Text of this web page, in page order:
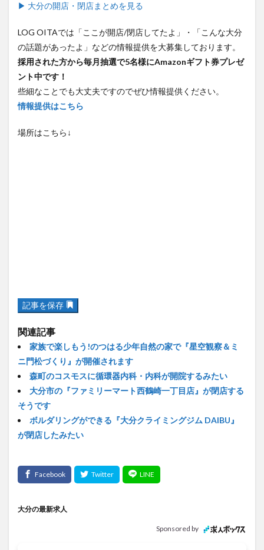
▶ 大分の開店・閉店まとめを見る
LOG OITAでは「ここが開店/閉店してたよ」・「こんな大分
の話題があったよ」などの情報提供を大募集しております。
採用された方から毎月抽選で5名様にAmazonギフト券プレゼ
ント中です！
些細なことでも大丈夫ですのでぜひ情報提供ください。
情報提供はこちら
場所はこちら↓
記事を保存
関連記事
家族で楽しもう!のつはる少年自然の家で『星空観察＆ミ
ニ門松づくり』が開催されます
森町のコスモスに循環器内科・内科が開院するみたい
大分市の『ファミリーマート西鶴崎一丁目店』が閉店する
そうです
ボルダリングができる『大分クライミングジム DAIBU』
が閉店したみたい
大分の最新求人
Sponsored by